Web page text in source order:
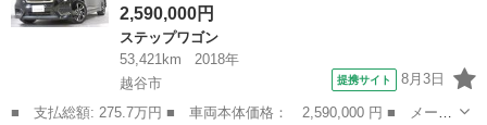
2,590,000円
ステップワゴン
53,421km
2018年
越谷市
提携サイト 8月3日
■ 支払総額: 275.7万円 ■ 車両本体価格： 2,590,000 円 ■ メーカ